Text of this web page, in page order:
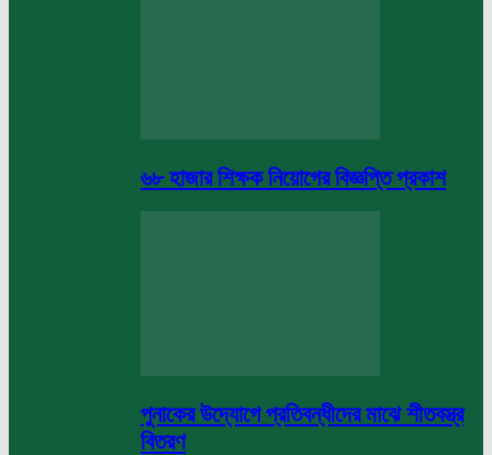
৬৮ হাজার শিক্ষক নিয়োগের বিজ্ঞপ্তি প্রকাশ
পুনাকের উদ্যোগে প্রতিবন্ধীদের মাঝে শীতবস্ত্র
বিতরণ